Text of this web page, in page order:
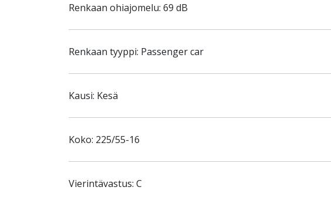
Renkaan ohiajomelu: 69 dB
Renkaan tyyppi: Passenger car
Kausi: Kesä
Koko: 225/55-16
Vierintävastus: C